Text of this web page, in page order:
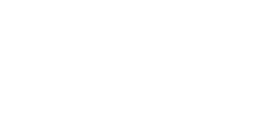
AU BOIS DE